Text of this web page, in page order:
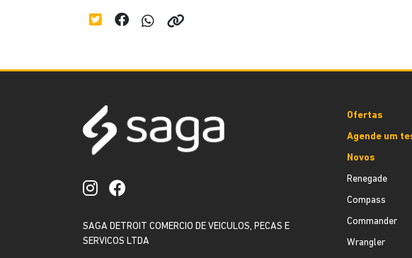
SAGA DETROIT COMERCIO DE VEICULOS, PECAS E
SERVICOS LTDA
Ofertas
Agende um
Novos
Renegade
Compass
Commander
Wrangler